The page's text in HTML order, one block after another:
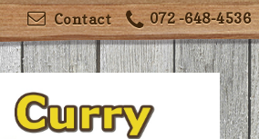
072 -648-4536
Contact